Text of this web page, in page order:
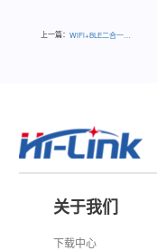
上一篇： WiFi+BLE二合一透传模块！（文内领优惠券）
关于我们
下载中心